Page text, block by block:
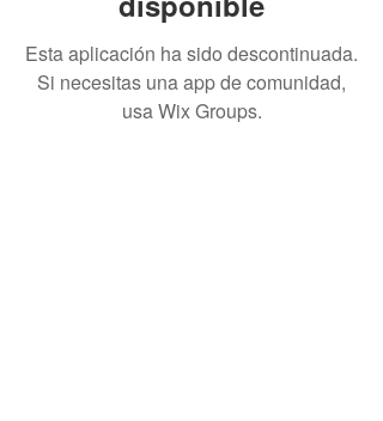
Esta aplicación ha sido descontinuada.
Si necesitas una app de comunidad,
usa Wix Groups.